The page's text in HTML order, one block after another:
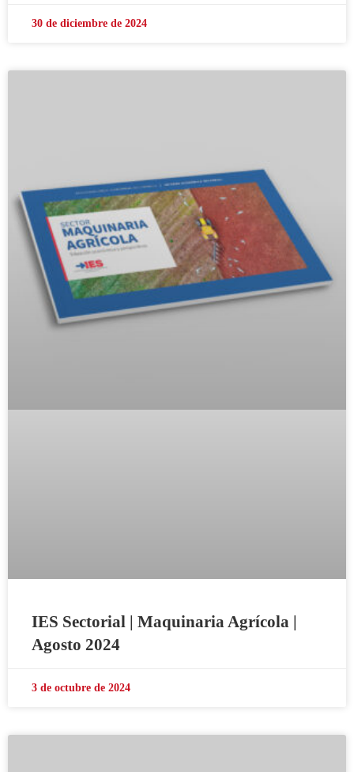
30 de diciembre de 2024
IES Sectorial | Maquinaria Agrícola |
Agosto 2024
3 de octubre de 2024